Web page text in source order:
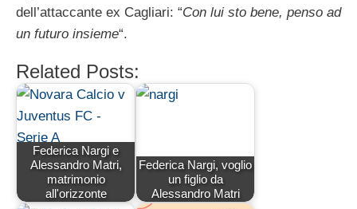
dell’attaccante ex Cagliari: “Con lui sto bene, penso ad
un futuro insieme“.
Related Posts:
Federica Nargi e
Alessandro Matri,
matrimonio
all'orizzonte
Federica Nargi, voglio
un figlio da
Alessandro Matri